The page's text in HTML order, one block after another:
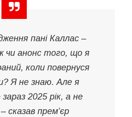
пані Каллас –
чи анонс того, що я
коли повернуся
Я не знаю. Але я
2025 рік, а не
сказав прем’єр